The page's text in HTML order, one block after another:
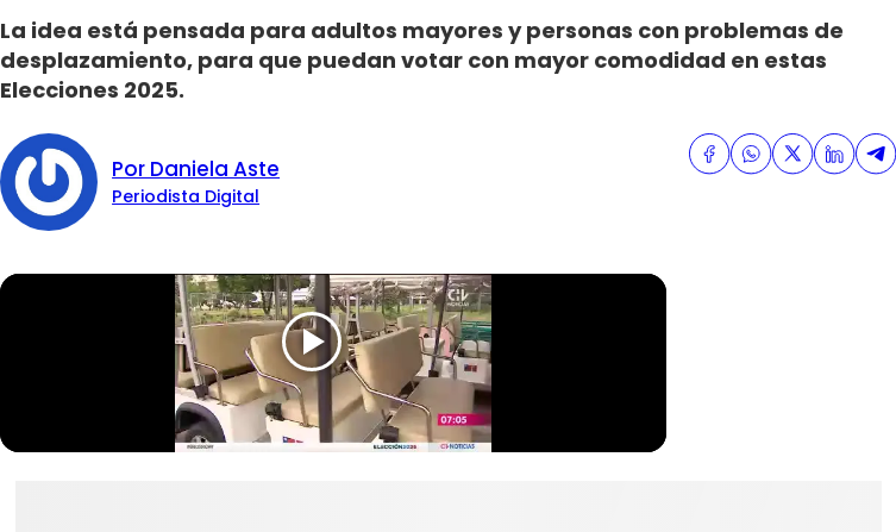
La idea está pensada para adultos mayores y personas con problemas de
desplazamiento, para que puedan votar con mayor comodidad en estas
Elecciones 2025.
Por Daniela Aste
Periodista Digital